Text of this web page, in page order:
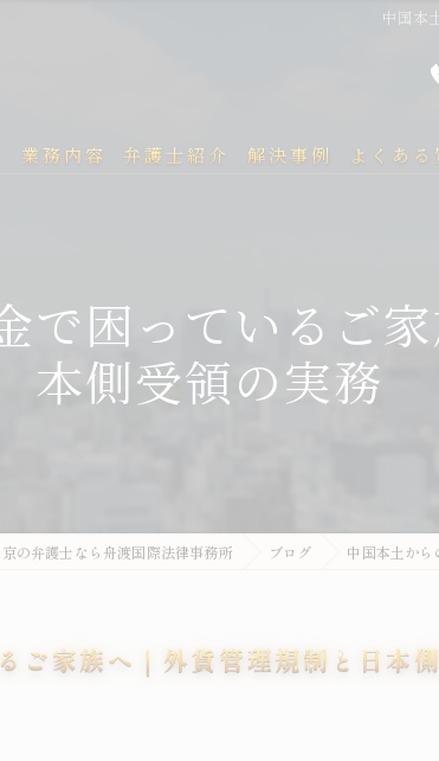
中国本
業務内容 弁護士紹介 解決事例 よくある
で困っているご
本側受領の実務
の弁護士なら舟渡国際法律事務所 ブログ 中国本土か
ご家族へ｜外貨管理規制と日本